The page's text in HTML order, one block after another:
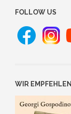
FOLLOW US
WIR EMPFEHLEN